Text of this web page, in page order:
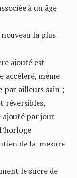
à un âge
la plus
ajouté est
accéléré, même
par ailleurs sain ;
réversibles,
ajouté par jour
de la mesure
le sucre de